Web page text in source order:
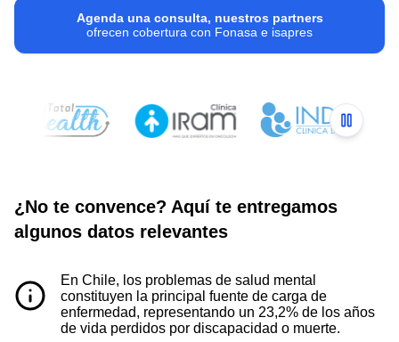
Agenda una consulta, nuestros partners
ofrecen cobertura con Fonasa e isapres
¿No te convence? Aquí te entregamos
algunos datos relevantes
En Chile, los problemas de salud mental
constituyen la principal fuente de carga de
enfermedad, representando un 23,2% de los años
de vida perdidos por discapacidad o muerte.